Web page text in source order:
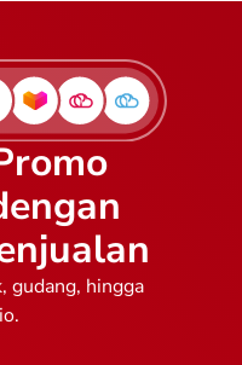
gudang, hingga